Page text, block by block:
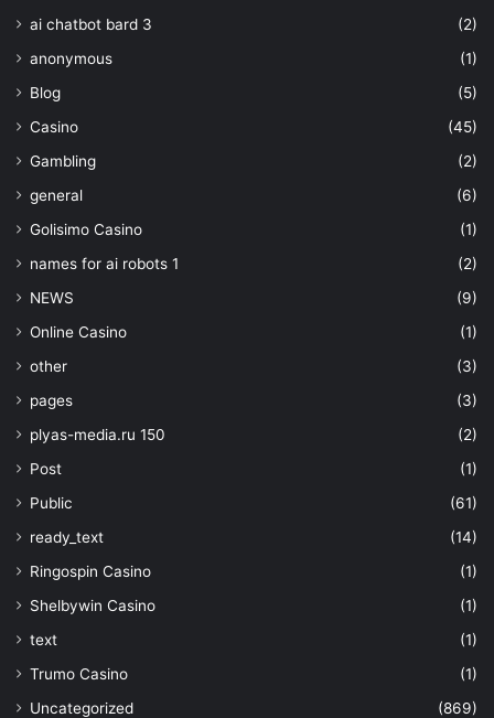
ai chatbot bard 3
(2)
anonymous
(1)
Blog
(5)
Casino
(45)
Gambling
(2)
general
(6)
Golisimo Casino
(1)
names for ai robots 1
(2)
NEWS
(9)
Online Casino
(1)
other
(3)
pages
(3)
plyas-media.ru 150
(2)
Post
(1)
Public
(61)
ready_text
(14)
Ringospin Casino
(1)
Shelbywin Casino
(1)
text
(1)
Trumo Casino
(1)
Uncategorized
(869)